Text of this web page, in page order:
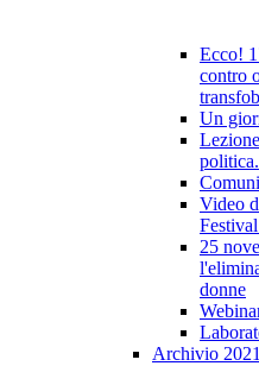
Ecco!
contro
Un
politica.
Video
25
donne
Archivio